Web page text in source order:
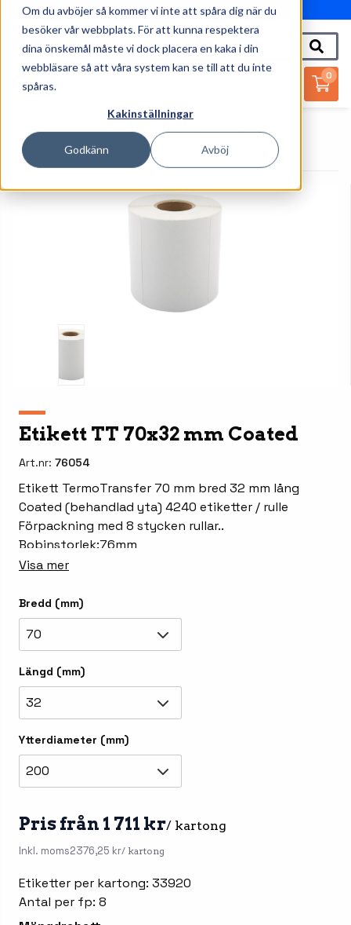
Om du avböjer så kommer vi inte att spåra dig när du
besöker vår webbplats. För att kunna respektera
dina önskemål måste vi dock placera en kaka i din
webbläsare så att våra system kan se till att du inte
spåras.
Kakinställningar
Godkänn Avböj
010-162 61 95
0
Startsida Förbrukningsmaterial
Etiketter
Etikett TT 70x32 Mm Coated
Etikett TT 70x32 mm Coated
Art.nr: 76054
Etikett TermoTransfer 70 mm bred 32 mm lång
Coated (behandlad yta) 4240 etiketter / rulle
Förpackning med 8 stycken rullar..
Bobinstorlek:76mm
Visa mer
Bredd (mm)
70
Längd (mm)
32
Ytterdiameter (mm)
200
Pris från 1 711 kr/ kartong
Inkl. moms2376,25 kr/ kartong
Etiketter per kartong: 33920
Antal per fp: 8